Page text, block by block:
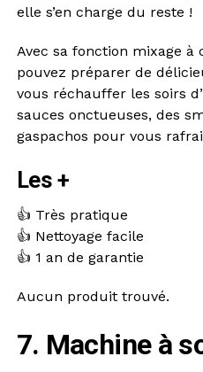
elle s’en charge du reste !
Avec sa fonction mixage à
pouvez préparer de
vous réchauffer les soirs
sauces onctueuses, des
gaspachos pour vous
Les +
👍 Très pratique
👍 Nettoyage facile
👍 1 an de garantie
Aucun produit trouvé.
7. Machine à